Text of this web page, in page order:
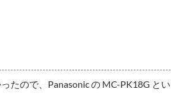
たので、Panasonic の MC-PK18G と